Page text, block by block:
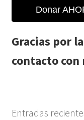
Donar
Gracias por
contacto con
Entradas